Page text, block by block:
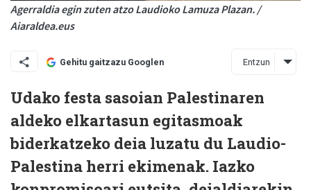
Agerraldia egin zuten atzo Laudioko Lamuza Plazan. /
Aiaraldea.eus
Gehitu gaitzazu Googlen Entzun
Udako festa sasoian Palestinaren
aldeko elkartasun egitasmoak
biderkatzeko deia luzatu du Laudio-
Palestina herri ekimenak. Iazko